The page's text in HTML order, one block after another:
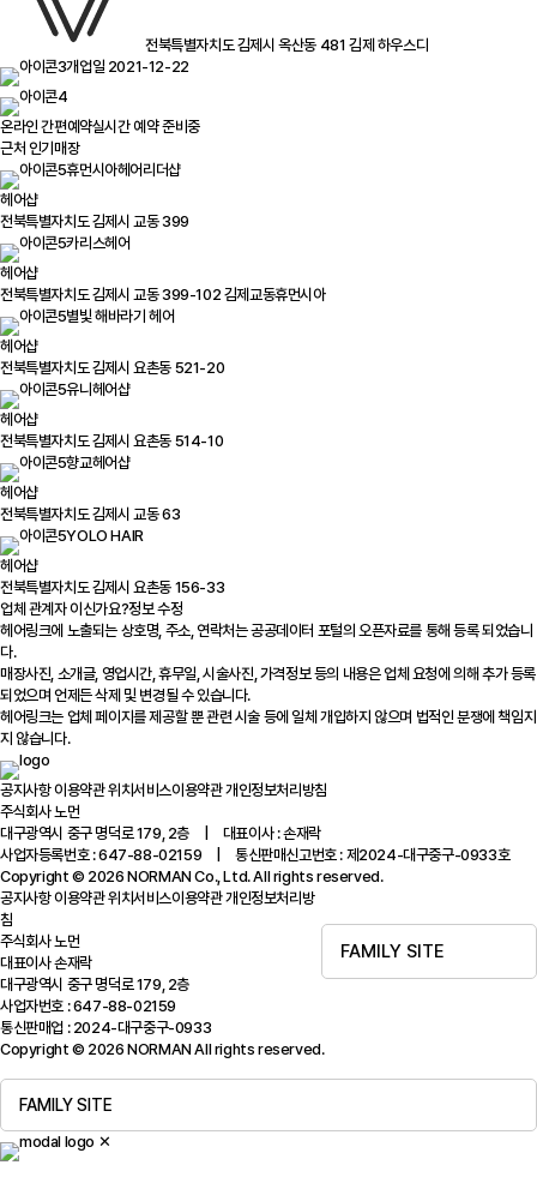
전북특별자치도 김제시 옥산동 481 김제 하우스디
개업일 2021-12-22
온라인 간편예약실시간 예약 준비중
근처 인기매장
휴먼시아헤어리더샵
헤어샵
전북특별자치도 김제시 교동 399
카리스헤어
헤어샵
전북특별자치도 김제시 교동 399-102 김제교동휴먼시아
별빛 해바라기 헤어
헤어샵
전북특별자치도 김제시 요촌동 521-20
유니헤어샵
헤어샵
전북특별자치도 김제시 요촌동 514-10
향교헤어샵
헤어샵
전북특별자치도 김제시 교동 63
YOLO HAIR
헤어샵
전북특별자치도 김제시 요촌동 156-33
업체 관계자 이신가요?정보 수정
헤어링크에 노출되는 상호명, 주소, 연락처는 공공데이터 포털의 오픈자료를 통해 등록 되었습니
다.
매장사진, 소개글, 영업시간, 휴무일, 시술사진, 가격정보 등의 내용은 업체 요청에 의해 추가 등록
되었으며 언제든 삭제 및 변경될 수 있습니다.
헤어링크는 업체 페이지를 제공할 뿐 관련 시술 등에 일체 개입하지 않으며 법적인 분쟁에 책임지
지 않습니다.
공지사항이용약관위치서비스이용약관개인정보처리방침
주식회사 노먼
대구광역시 중구 명덕로 179, 2층 | 대표이사 : 손재락
사업자등록번호 : 647-88-02159 | 통신판매신고번호 : 제2024-대구중구-0933호
Copyright © 2026 NORMAN Co., Ltd. All rights reserved.
FAMILY SITE
공지사항이용약관위치서비스이용약관개인정보처리방
침
주식회사 노먼
대표이사 손재락
대구광역시 중구 명덕로 179, 2층
사업자번호 : 647-88-02159
통신판매업 : 2024-대구중구-0933
Copyright © 2026 NORMAN All rights reserved.
FAMILY SITE
✕